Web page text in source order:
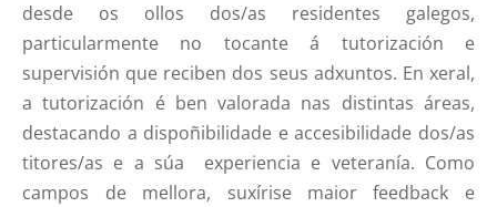
desde os ollos dos/as residentes galegos,
particularmente no tocante á tutorización e
supervisión que reciben dos seus adxuntos. En xeral,
a tutorización é ben valorada nas distintas áreas,
destacando a dispoñibilidade e accesibilidade dos/as
titores/as e a súa experiencia e veteranía. Como
campos de mellora, suxírise maior feedback e